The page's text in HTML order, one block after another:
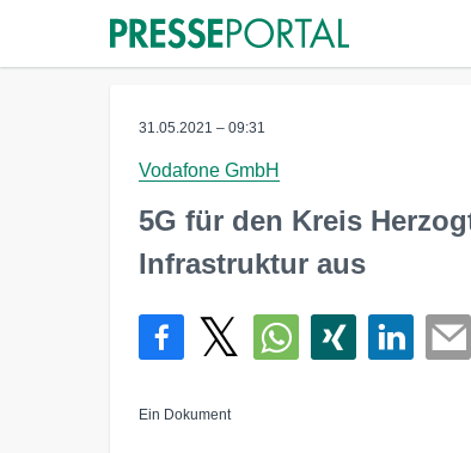
31.05.2021 – 09:31
Vodafone GmbH
5G für den Kreis
Infrastruktur aus
Ein Dokument